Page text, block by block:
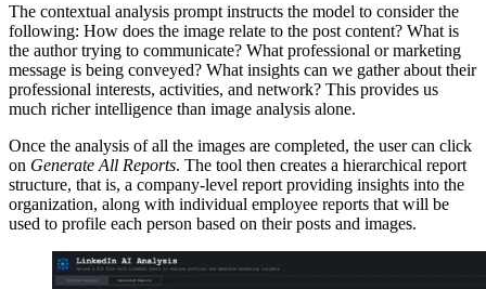
The contextual analysis prompt instructs the model to consider the
following: How does the image relate to the post content? What is
the author trying to communicate? What professional or marketing
message is being conveyed? What insights can we gather about their
professional interests, activities, and network? This provides us
much richer intelligence than image analysis alone.
Once the analysis of all the images are completed, the user can click
on Generate All Reports. The tool then creates a hierarchical report
structure, that is, a company-level report providing insights into the
organization, along with individual employee reports that will be
used to profile each person based on their posts and images.